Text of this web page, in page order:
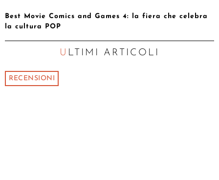
Best Movie Comics and Games 4: la fiera che celebra
la cultura POP
ULTIMI ARTICOLI
RECENSIONI